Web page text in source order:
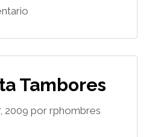
Tambores
2009 por rphombres